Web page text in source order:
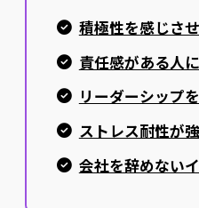
積極性を感じさ
責任感がある人
リーダーシップ
ストレス耐性が
会社を辞めない